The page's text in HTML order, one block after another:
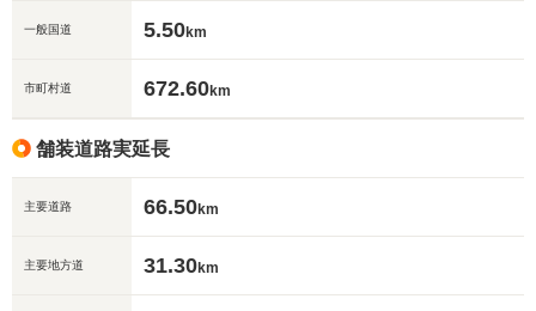
一般国道 5.50km
市町村道 672.60km
舗装道路実延長
主要道路 66.50km
主要地方道 31.30km